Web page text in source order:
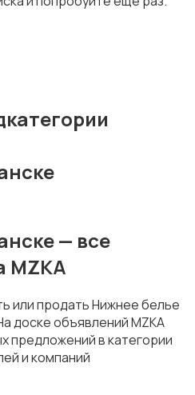
— все
MZKA
или продать Нижнее белье
доске объявлений MZKA
предложений в категории
и компаний